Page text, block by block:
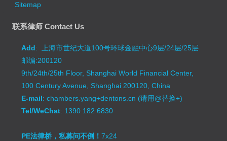
Sitemap
联系律师 Contact Us
Add: 上海市世纪大道100号环球金融中心9层/24层/25层
邮编:200120
9th/24th/25th Floor, Shanghai World Financial Center,
100 Century Avenue, Shanghai 200120, China
E-mail: chambers.yang+dentons.cn (请用@替换+)
Tel/WeChat: 1390 182 6830
PE法律桥，私募问不倒！7x24